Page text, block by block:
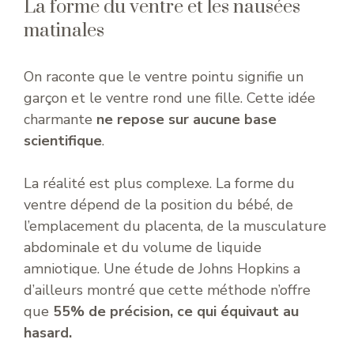
La forme du ventre et les nausées
matinales
On raconte que le ventre pointu signifie un
garçon et le ventre rond une fille. Cette idée
charmante ne repose sur aucune base
scientifique.
La réalité est plus complexe. La forme du
ventre dépend de la position du bébé, de
l’emplacement du placenta, de la musculature
abdominale et du volume de liquide
amniotique. Une étude de Johns Hopkins a
d’ailleurs montré que cette méthode n’offre
que 55% de précision, ce qui équivaut au
hasard.